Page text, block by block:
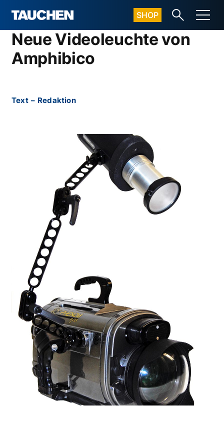
SHOP
Neue Videoleuchte von
Amphibico
Text – Redaktion